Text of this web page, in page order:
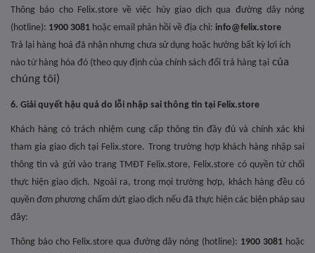
Thông báo cho Felix.store về việc hủy giao dịch qua đường dây nóng
(hotline): 1900 3081 hoặc email phản hồi về địa chỉ: info@felix.store
Trả lại hàng hoá đã nhận nhưng chưa sử dụng hoặc hưởng bất kỳ lợi ích
nào từ hàng hóa đó (theo quy định của chính sách đổi trả hàng tại của
chúng tôi)
6. Giải quyết hậu quả do lỗi nhập sai thông tin tại Felix.store
Khách hàng có trách nhiệm cung cấp thông tin đầy đủ và chính xác khi
tham gia giao dịch tại Felix.store. Trong trường hợp khách hàng nhập sai
thông tin và gửi vào trang TMĐT Felix.store, Felix.store có quyền từ chối
thực hiện giao dịch. Ngoài ra, trong mọi trường hợp, khách hàng đều có
quyền đơn phương chấm dứt giao dịch nếu đã thực hiện các biện pháp sau
đây:
Thông báo cho Felix.store qua đường dây nóng (hotline): 1900 3081 hoặc